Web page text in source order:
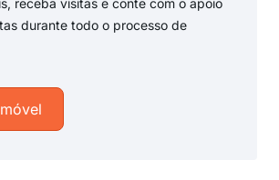
receba visitas e conte com o apoio
durante todo o processo de